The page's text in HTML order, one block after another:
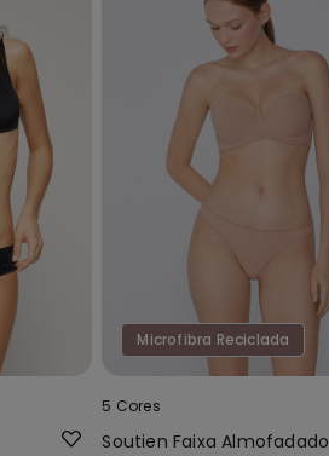
Microfibra Reciclada
5 Cores
Soutien Faixa Almofadado